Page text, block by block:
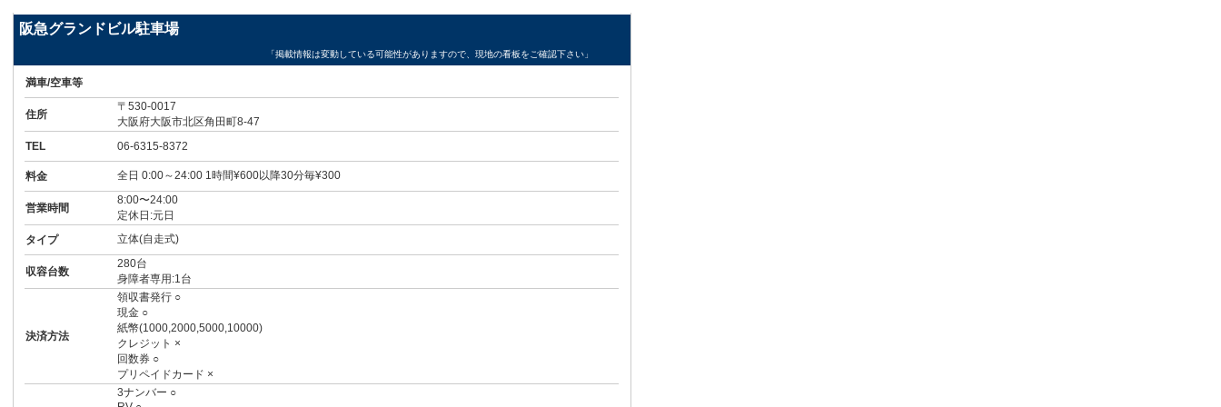
阪急グランドビル駐車場
「掲載情報は変動している可能性がありますので、現地の看板をご確認下さい」
満車/空車等
住所
〒530-0017
大阪府大阪市北区角田町8-47
TEL
06-6315-8372
料金 全日 0:00～24:00 1時間¥600以降30分毎¥300
営業時間
8:00〜24:00
定休日:元日
タイプ
立体(自走式)
収容台数
280台
身障者専用:1台
決済方法
領収書発行 ○
現金 ○
紙幣(1000,2000,5000,10000)
クレジット ×
回数券 ○
プリペイドカード ×
3ナンバー ○